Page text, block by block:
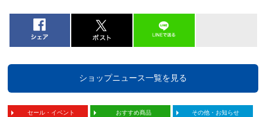
ショップニュース一覧を見る
セール・イベント おすすめ商品 その他・お知らせ